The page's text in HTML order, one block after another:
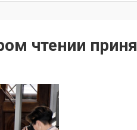
чтении